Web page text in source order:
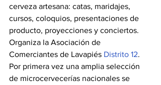
cerveza artesana: catas, maridajes,
cursos, coloquios, presentaciones de
producto, proyecciones y conciertos.
Organiza la Asociación de
Comerciantes de Lavapiés Distrito 12.
Por primera vez una amplia selección
de microcervecerías nacionales se